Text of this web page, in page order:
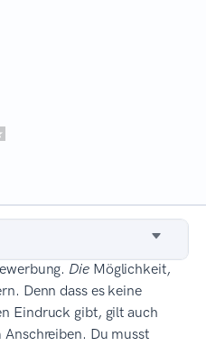
Die Möglichkeit,
Denn dass es keine
Eindruck gibt, gilt auch
Du musst